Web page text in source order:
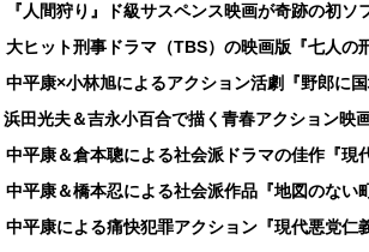
人間狩り』ド級サスペンス映画が奇跡の初ソ
ヒット刑事ドラマ（TBS）の映画版『七人の
康×小林旭によるアクション活劇『野郎に国
田光夫＆吉永小百合で描く青春アクション映
康＆倉本聰による社会派ドラマの佳作『現
康＆橋本忍による社会派作品『地図のない
康による痛快犯罪アクション『現代悪党仁